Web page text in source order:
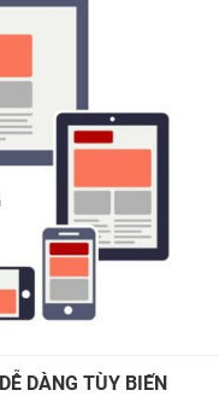
DÀNG TÙY BIẾN